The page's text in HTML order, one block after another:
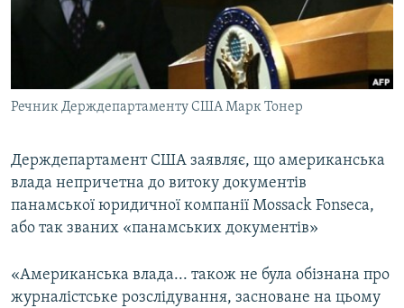
ВІДЕОУРОКИ «ELIFBE»
СВІДЧЕННЯ ОКУПАЦІЇ
УКРАЇНСЬКА ПРОБЛЕМА КРИМУ
ІНФОГРАФІКА
Русский
ДОЛУЧАЙСЯ!
Усі сайти RFE/RL
Речник Держдепартаменту США Марк Тонер
Держдепартамент США заявляє, що американська
влада непричетна до витоку документів
панамської юридичної компанії Mossack Fonseca,
або так званих «панамських документів»
«Американська влада... також не була обізнана про
журналістське розслідування, засноване на цьому